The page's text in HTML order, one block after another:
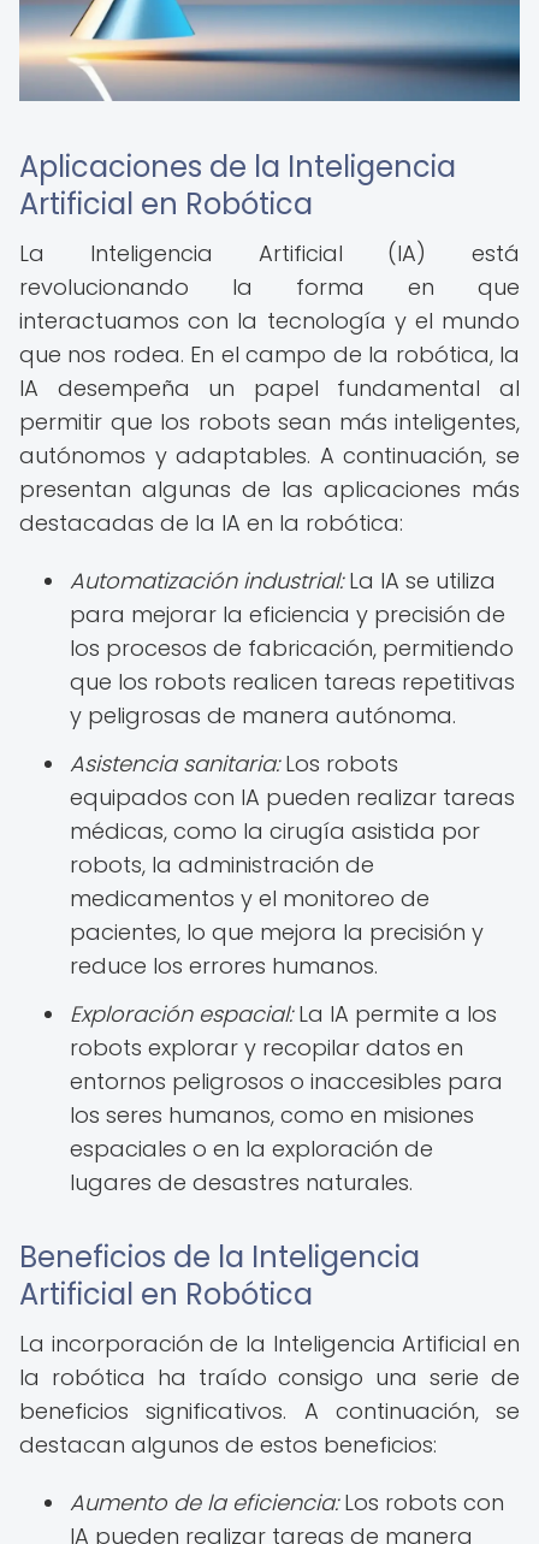
Aplicaciones de la Inteligencia
Artificial en Robótica
La Inteligencia Artificial (IA) está
revolucionando la forma en que
interactuamos con la tecnología y el mundo
que nos rodea. En el campo de la robótica, la
IA desempeña un papel fundamental al
permitir que los robots sean más inteligentes,
autónomos y adaptables. A continuación, se
presentan algunas de las aplicaciones más
destacadas de la IA en la robótica:
Automatización industrial:La IA se utiliza
para mejorar la eficiencia y precisión de
los procesos de fabricación, permitiendo
que los robots realicen tareas repetitivas
y peligrosas de manera autónoma.
Asistencia sanitaria:Los robots
equipados con IA pueden realizar tareas
médicas, como la cirugía asistida por
robots, la administración de
medicamentos y el monitoreo de
pacientes, lo que mejora la precisión y
reduce los errores humanos.
Exploración espacial:La IA permite a los
robots explorar y recopilar datos en
entornos peligrosos o inaccesibles para
los seres humanos, como en misiones
espaciales o en la exploración de
lugares de desastres naturales.
Beneficios de la Inteligencia
Artificial en Robótica
La incorporación de la Inteligencia Artificial en
la robótica ha traído consigo una serie de
beneficios significativos. A continuación, se
destacan algunos de estos beneficios:
Aumento de la eficiencia:Los robots con
IA pueden realizar tareas de manera